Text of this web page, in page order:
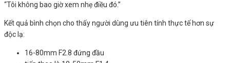
“Tôi không bao giờ xem nhẹ điều đó.”
Kết quả bình chọn cho thấy người dùng ưu tiên tính thực tế hơn sự
độc lạ:
16-80mm F2.8 đứng đầu